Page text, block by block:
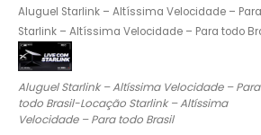
Aluguel Starlink – Altíssima Velocidade –
Starlink – Altíssima Velocidade – Para todo
Aluguel Starlink – Altíssima Velocidade – Para
todo Brasil-Locação Starlink – Altíssima
Velocidade – Para todo Brasil